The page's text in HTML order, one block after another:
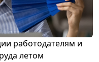
работодателям и
летом